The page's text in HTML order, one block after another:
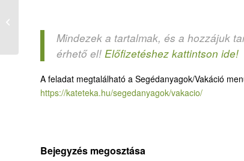
Mindezek a tartalmak, és a hozzájuk
érhető el! Előfizetéshez kattintson ide!
A feladat megtalálható a Segédanyagok/Vakáció
https://kateteka.hu/segedanyagok/vakacio/
Bejegyzés megosztása